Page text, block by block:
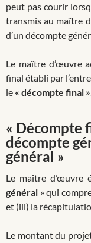
peut pas courir
transmis au maître
d’un décompte
Le maître d’œuvre
final établi par
le « décompte final »
« Décompte
décompte
général »
Le maître d’œuvre
général » qui
et (iii) la
Le montant du